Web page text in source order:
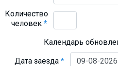
Количество
человек*
Календарь
Дата заезда*